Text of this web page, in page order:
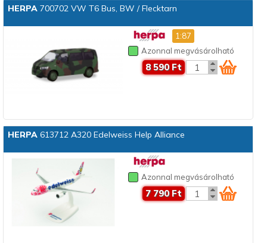
HERPA700702 VW T6 Bus, BW / Flecktarn
1:87
Azonnal megvásárolható
8 590 Ft
HERPA613712 A320 Edelweiss Help Alliance
Azonnal megvásárolható
7 790 Ft